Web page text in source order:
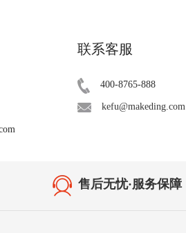
联系客服
400-8765-888
kefu@makeding.com
售后无忧·服务保障